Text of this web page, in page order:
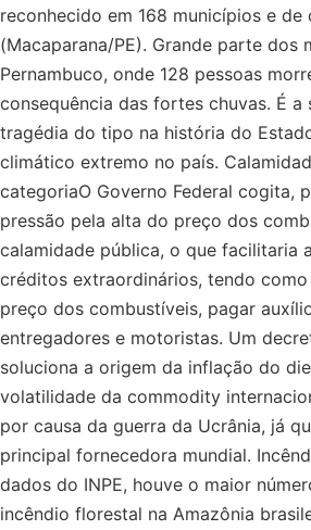
reconhecido em 168 municípios e de
(Macaparana/PE). Grande parte dos
Pernambuco, onde 128 pessoas
consequência das fortes chuvas. É a
tragédia do tipo na história do
climático extremo no país.
categoriaO Governo Federal cogita,
pressão pela alta do preço dos
calamidade pública, o que facilitaria
créditos extraordinários, tendo
preço dos combustíveis, pagar
entregadores e motoristas. Um
soluciona a origem da inflação do
volatilidade da commodity
por causa da guerra da Ucrânia, já
principal fornecedora mundial.
dados do INPE, houve o maior
incêndio florestal na Amazônia